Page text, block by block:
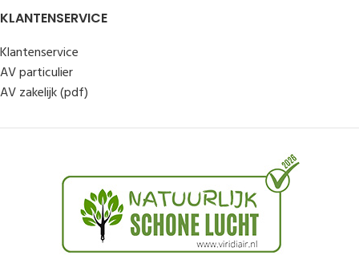
KLANTENSERVICE
Klantenservice
AV particulier
AV zakelijk (pdf)